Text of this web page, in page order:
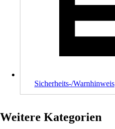
Sicherheits-/Warnhinweis
Weitere Kategorien